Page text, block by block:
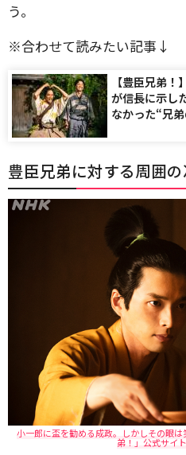
う。
※合わせて読みたい記事↓
【豊臣兄弟
が信長に示し
なかった“兄
豊臣兄弟に対する周囲
小一郎に盃を勧める成政。しかしその眼
弟！」公式サイ